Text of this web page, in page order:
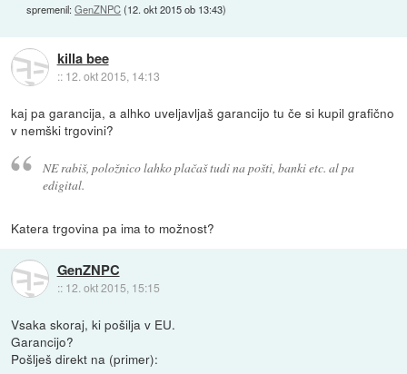
spremenil:GenZNPC(12. okt 2015 ob 13:43)
killa bee
:: 12. okt 2015, 14:13
kaj pa garancija, a alhko uveljavljaš garancijo tu če si kupil grafično
v nemški trgovini?
NE rabiš, položnico lahko plačaš tudi na pošti, banki etc. al pa
edigital.
Katera trgovina pa ima to možnost?
GenZNPC
:: 12. okt 2015, 15:15
Vsaka skoraj, ki pošilja v EU.
Garancijo?
Pošlješ direkt na (primer):